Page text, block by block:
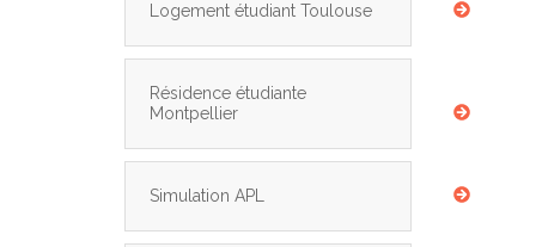
Logement étudiant Toulouse
Résidence étudiante
Montpellier
Simulation APL